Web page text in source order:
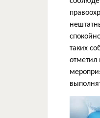
таких
отметил